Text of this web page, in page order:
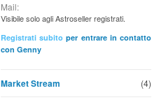
Mail:
Visibile solo agli Astroseller registrati.
Registrati subito per entrare in contatto
con Genny
(4)
Market Stream